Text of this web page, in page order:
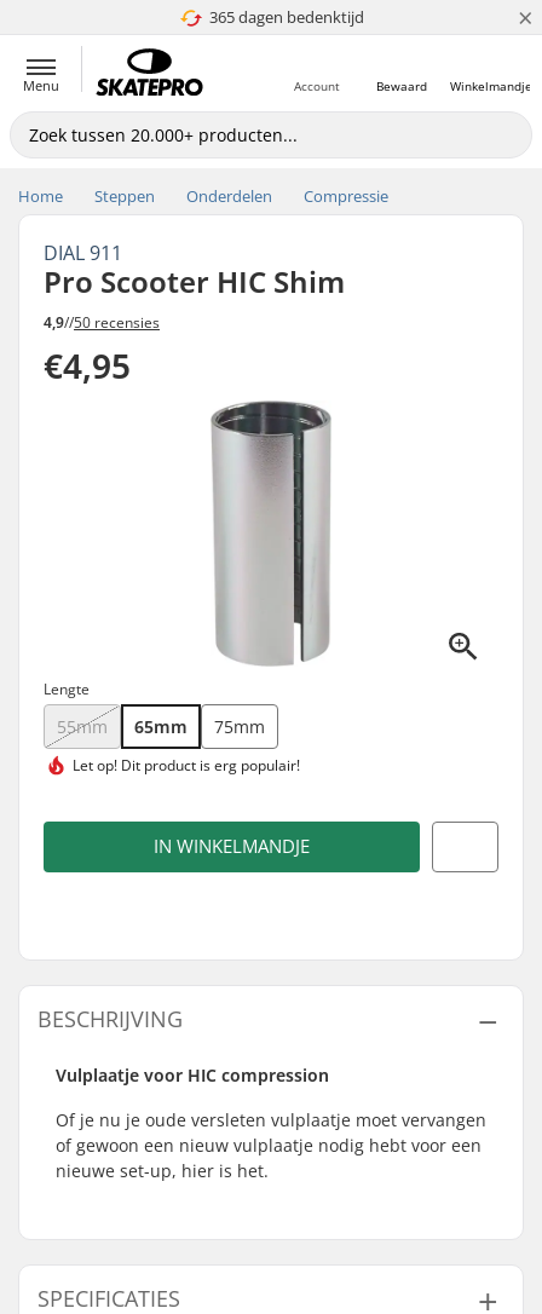
365 dagen bedenktijd
4.8 van 5 ×
Menu Winkelmandje
Bewaard
Account
Home Steppen Onderdelen Compressie
DIAL 911
Pro Scooter HIC Shim
4,9//50 recensies
€4,95
Lengte
55mm 65mm 75mm
Let op! Dit product iserg populair!
IN WINKELMANDJE
BESCHRIJVING
Vulplaatje voor HIC compression
Of je nu je oude versleten vulplaatje moet vervangen
of gewoon een nieuw vulplaatje nodig hebt voor een
nieuwe set-up, hier is het.
SPECIFICATIES